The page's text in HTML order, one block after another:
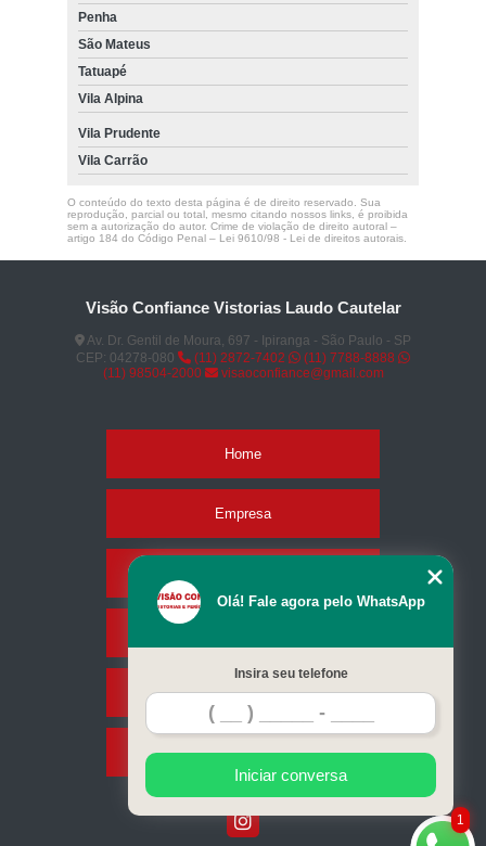
Penha
São Mateus
Tatuapé
Vila Alpina
Vila Prudente
Vila Carrão
O conteúdo do texto desta página é de direito reservado. Sua
reprodução, parcial ou total, mesmo citando nossos links, é proibida
sem a autorização do autor. Crime de violação de direito autoral –
artigo 184 do Código Penal – Lei 9610/98 - Lei de direitos autorais.
Visão Confiance Vistorias Laudo Cautelar
Av. Dr. Gentil de Moura, 697 - Ipiranga - São Paulo - SP
CEP: 04278-080
(11) 2872-7402
(11) 7788-8888
(11) 98504-2000
visaoconfiance@gmail.com
Home
Empresa
Contato
Mapa do site
1
Olá! Fale agora pelo WhatsApp
Insira seu telefone
Iniciar conversa